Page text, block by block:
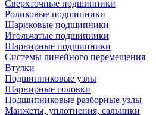
Сверхточные подшипники
Роликовые подшипники
Шариковые подшипники
Игольчатые подшипники
Шарнирные подшипники
Системы линейного перемещения
Втулки
Подшипниковые узлы
Шарнирные головки
Подшипниковые разборные узлы
Манжеты, уплотнения, сальники